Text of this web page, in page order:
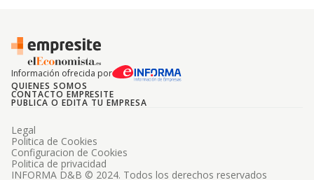
Información ofrecida por
QUIENES SOMOS
CONTACTO EMPRESITE
PUBLICA O EDITA TU EMPRESA
INFORMA D&B © 2024. Todos los derechos reservados
Legal
Politica de Cookies
Configuracion de Cookies
Politica de privacidad